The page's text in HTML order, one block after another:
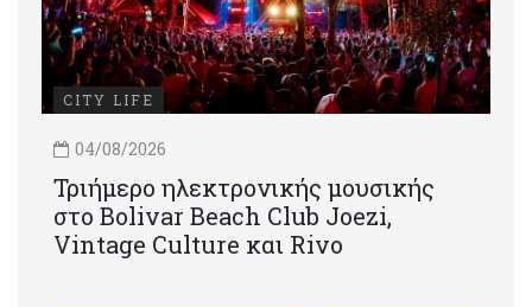
CITY LIFE
04/08/2026
Τριήμερο ηλεκτρονικής μουσικής
στο Bolivar Beach Club Joezi,
Vintage Culture και Rivo